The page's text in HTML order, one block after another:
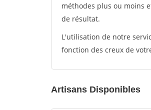
méthodes plus ou moins
de résultat.
L'utilisation de notre
fonction des creux de
Artisans Disponibles